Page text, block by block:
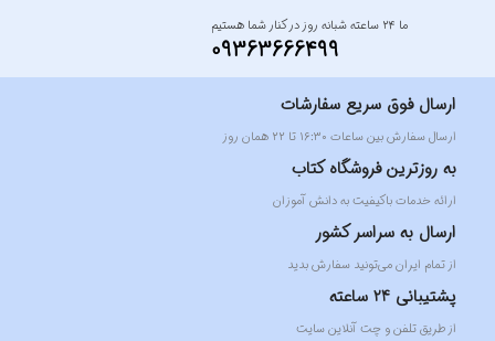
ما ۲۴ ساعته شبانه روز در کنار شما هستیم
09363666499
ارسال فوق سریع سفارشات
ارسال سفارش بین ساعات ۱۶:۳۰ تا ۲۲ همان روز
به روزترین فروشگاه کتاب
ارائه خدمات باکیفیت به دانش آموزان
ارسال به سراسر کشور
از تمام ایران می‌تونید سفارش بدید
پشتیبانی 24 ساعته
از طریق تلفن و چت آنلاین سایت